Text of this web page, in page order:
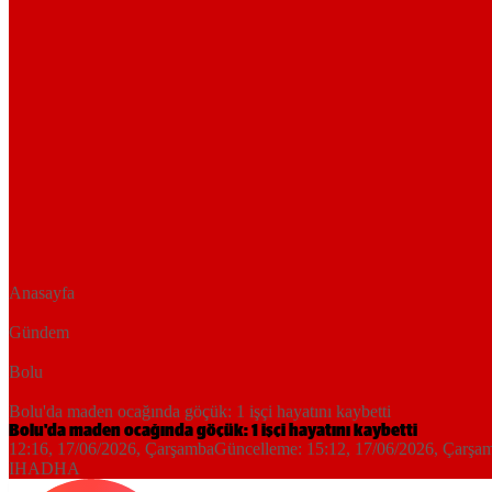
Anasayfa
Gündem
Bolu
Bolu'da maden ocağında göçük: 1 işçi hayatını kaybetti
Bolu'da maden ocağında göçük: 1 işçi hayatını kaybetti
12:16, 17/06/2026, ÇarşambaGüncelleme: 15:12, 17/06/2026,
IHADHA